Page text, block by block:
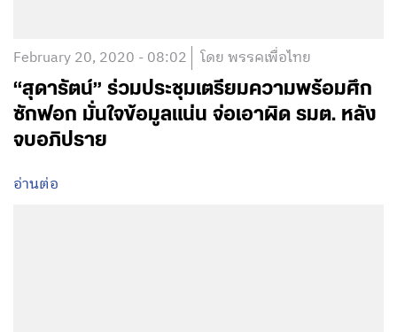
February 20, 2020 - 08:02 โดย พรรคเพื่อไทย
“สุดารัตน์” ร่วมประชุมเตรียมความพร้อมศึก
ซักฟอก มั่นใจข้อมูลแน่น จ่อเอาผิด รมต. หลัง
จบอภิปราย
อ่านต่อ